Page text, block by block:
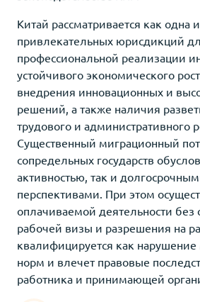
Китай рассматривается как одна
привлекательных юрисдикций
профессиональной реализации
устойчивого экономического
внедрения инновационных и
решений, а также наличия
трудового и административного
Существенный миграционный
сопредельных государств
активностью, так и
перспективами. При этом
оплачиваемой деятельности без
рабочей визы и разрешения на
квалифицируется как
норм и влечет правовые
работника и принимающей